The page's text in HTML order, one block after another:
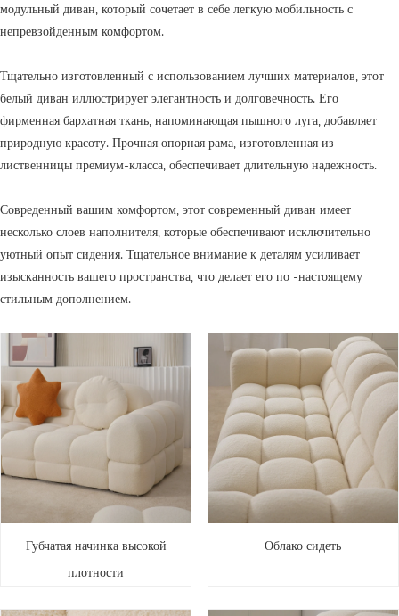
модульный диван, который сочетает в себе легкую мобильность с
непревзойденным комфортом.
Тщательно изготовленный с использованием лучших материалов, этот
белый диван иллюстрирует элегантность и долговечность. Его
фирменная бархатная ткань, напоминающая пышного луга, добавляет
природную красоту. Прочная опорная рама, изготовленная из
лиственницы премиум-класса, обеспечивает длительную надежность.
Совреденный вашим комфортом, этот современный диван имеет
несколько слоев наполнителя, которые обеспечивают исключительно
уютный опыт сидения. Тщательное внимание к деталям усиливает
изысканность вашего пространства, что делает его по -настоящему
стильным дополнением.
Губчатая начинка высокой
плотности
Облако сидеть